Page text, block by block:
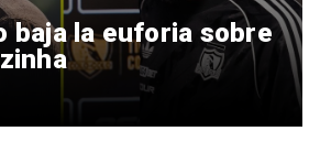
baja la euforia sobre